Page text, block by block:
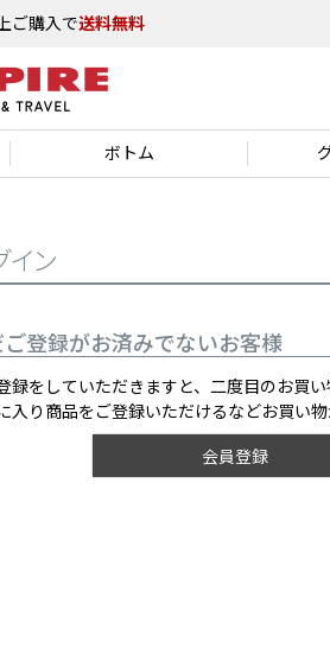
ご購入で送料無料
ボトム
イン
ご登録がお済みでないお客様
録をしていただきますと、二度目のお買い
入り商品をご登録いただけるなどお買い物
会員登録